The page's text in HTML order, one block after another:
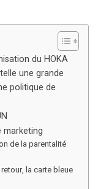
du HOKA
une grande
politique de
marketing
de la parentalité
la carte bleue